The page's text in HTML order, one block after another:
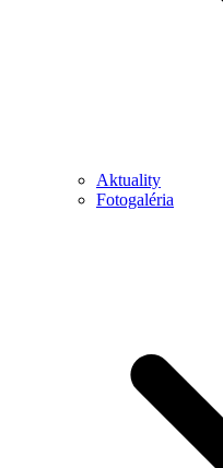
Aktuality
Fotogaléria